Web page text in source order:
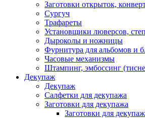
Заготовки открыток,
Сургуч
Трафареты
Установщики люверсов,
Дыроколы и ножницы
Фурнитура для альбомов и
Часовые механизмы
Штампинг, эмбоссинг
Декупаж
Декупаж
Салфетки для декупажа
Заготовки для декупажа
Заготовки для